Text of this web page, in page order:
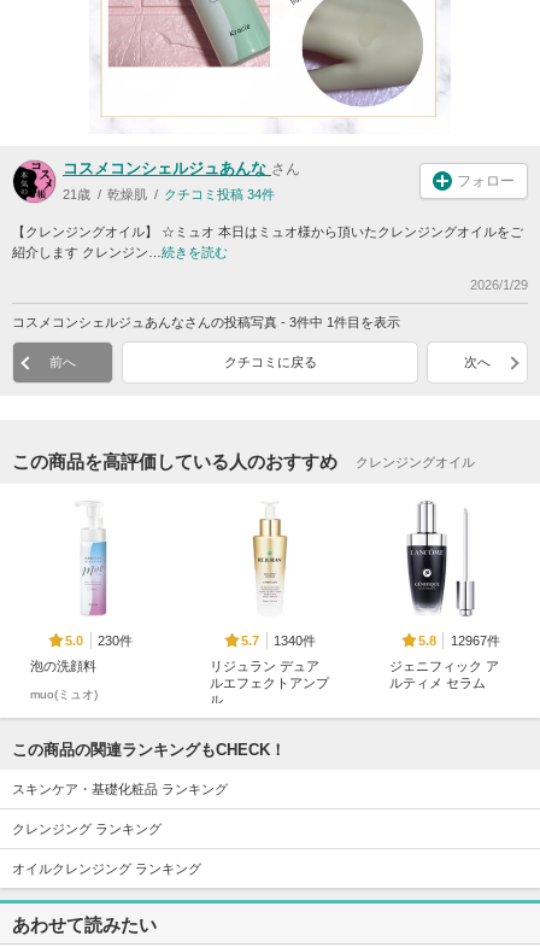
コスメコンシェルジュあんな さん
21歳 乾燥肌 クチコミ投稿 34件
フォロー
【クレンジングオイル】 ☆ミュオ 本日はミュオ様から頂いたクレンジングオイルをご
紹介します クレンジン… 続きを読む
2026/1/29
コスメコンシェルジュあんなさんの投稿写真 - 3件中 1件目を表示
前へ クチコミに戻る 次へ
この商品を高評価している人のおすすめ クレンジングオイル
5.0
230件
泡の洗顔料
muo(ミュオ)
5.7
1340件
リジュラン デュア
ルエフェクトアンプ
ル
COSMETICS)
5.8
12967件
ジェニフィック ア
ルティメ セラム
スキンクリア クレ
ンズ オイル アロマ
この商品の関連ランキングもCHECK！
スキンケア・基礎化粧品 ランキング
クレンジング ランキング
オイルクレンジング ランキング
あわせて読みたい